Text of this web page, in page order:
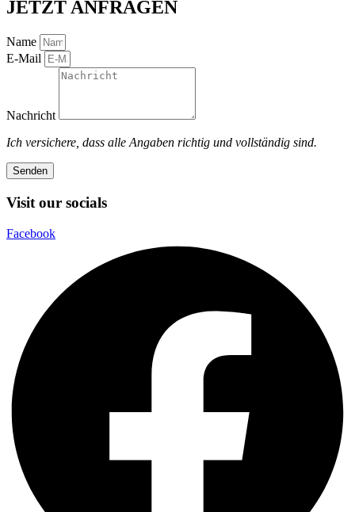
JETZT ANFRAGEN
Name
E-Mail
Nachricht
Ich versichere, dass alle Angaben richtig und vollständig sind.
Senden
Visit our socials
Facebook